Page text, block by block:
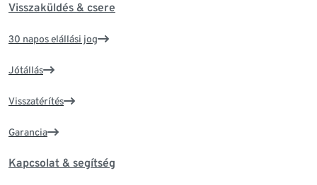
Visszaküldés & csere
30 napos elállási jog
Jótállás
Visszatérítés
Garancia
Kapcsolat & segítség